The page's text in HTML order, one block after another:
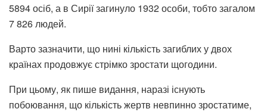
5894 осіб, а в Сирії загинуло 1932 особи, тобто загалом
7 826 людей.
Варто зазначити, що нині кількість загиблих у двох
країнах продовжує стрімко зростати щогодини.
При цьому, як пише видання, наразі існують
побоювання, що кількість жертв невпинно зростатиме,